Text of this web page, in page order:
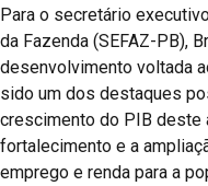
Para o secretário
da Fazenda (SEFAZ-PB),
desenvolvimento voltada
sido um dos destaques
crescimento do PIB deste
fortalecimento e a
emprego e renda para a